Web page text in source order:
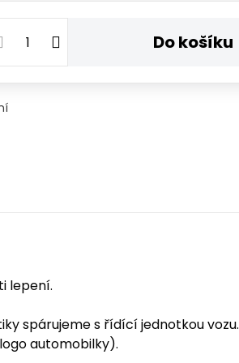
Do košíku
lepení.
spárujeme s řídící jednotkou vozu.
automobilky).